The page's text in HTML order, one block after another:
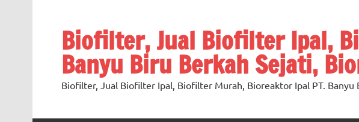
Biofilter, Jual Biofilter Ipal,
Banyu Biru Berkah Sejati,
Biofilter, Jual Biofilter Ipal, Biofilter Murah, Bioreaktor Ipal PT.